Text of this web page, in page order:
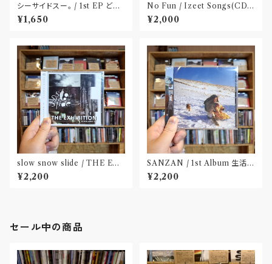
シーサイドスー。 / 1st EP どう
か健やかに！(CD)〝静岡県三島
市〟
¥1,650
No Fun / Izeet Songs(CD)
〝京都〟
¥2,000
slow snow slide / THE EX
HIBITION(CD)〝山形県酒田
市〟
¥2,200
SANZAN / 1st Album 生活の
名残(CD)〝静岡県三島市〟
¥2,200
セール中の商品